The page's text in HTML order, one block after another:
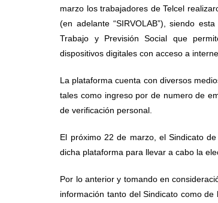
marzo los trabajadores de Telcel
(en adelante “SIRVOLAB”), siendo
Trabajo y Previsión Social que
dispositivos digitales con acceso a
La plataforma cuenta con diversos
tales como ingreso por de numero de
de verificación personal.
El próximo 22 de marzo, el Sindicato
dicha plataforma para llevar a cabo la
Por lo anterior y tomando en
información tanto del Sindicato como